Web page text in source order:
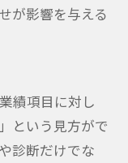
が影響を与える
績項目に対し
という見方がで
診断だけでな